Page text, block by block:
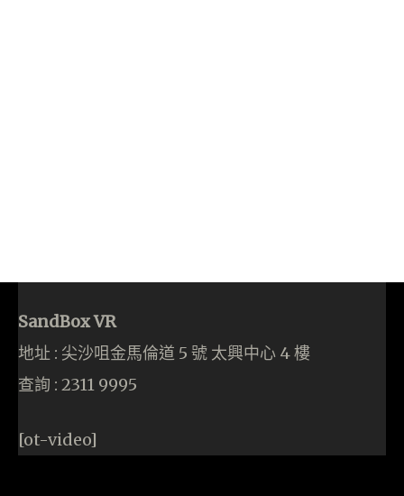
SandBox VR
地址 : 尖沙咀金馬倫道 5 號 太興中心 4 樓
查詢 : 2311 9995
[ot-video]